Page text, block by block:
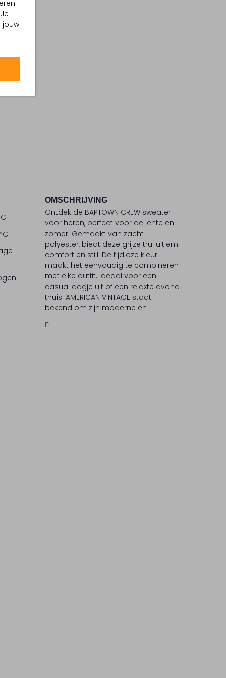
jouw
OMSCHRIJVING
Ontdek de BAPTOWN CREW sweater
voor heren, perfect voor de lente en
zomer. Gemaakt van zacht
polyester, biedt deze grijze trui ultiem
comfort en stijl. De tijdloze kleur
maakt het eenvoudig te combineren
met elke outfit. Ideaal voor een
casual dagje uit of een relaxte avond
thuis. AMERICAN VINTAGE staat
bekend om zijn moderne en
moeiteloos passen in elke